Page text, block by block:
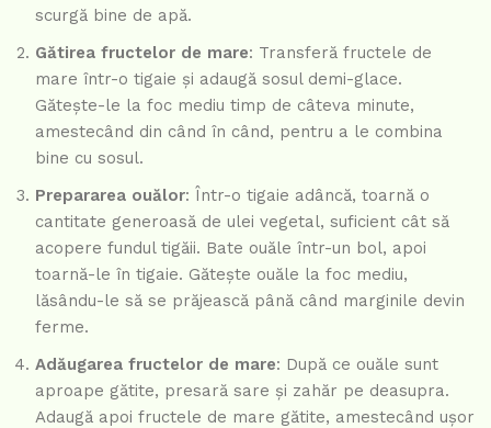
scurgă bine de apă.
Gătirea fructelor de mare: Transferă fructele de
mare într-o tigaie și adaugă sosul demi-glace.
Gătește-le la foc mediu timp de câteva minute,
amestecând din când în când, pentru a le combina
bine cu sosul.
Prepararea ouălor: Într-o tigaie adâncă, toarnă o
cantitate generoasă de ulei vegetal, suficient cât să
acopere fundul tigăii. Bate ouăle într-un bol, apoi
toarnă-le în tigaie. Gătește ouăle la foc mediu,
lăsându-le să se prăjească până când marginile devin
ferme.
Adăugarea fructelor de mare: După ce ouăle sunt
aproape gătite, presară sare și zahăr pe deasupra.
Adaugă apoi fructele de mare gătite, amestecând ușor